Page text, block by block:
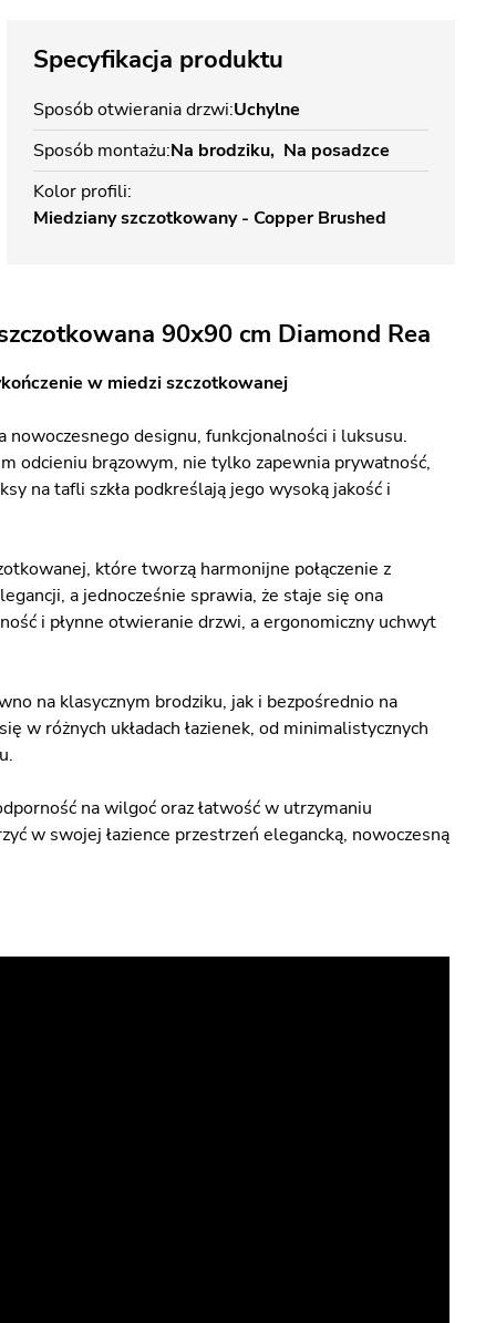
Specyfikacja produktu
Sposób otwierania drzwi Uchylne
Sposób montażu Na brodziku Na posadzce
Kolor profili
Miedziany szczotkowany - Copper Brushed
90x90 cm Diamond Rea
w miedzi szczotkowanej
nowoczesnego designu, funkcjonalności i luksusu.
odcieniu brązowym, nie tylko zapewnia prywatność,
na tafli szkła podkreślają jego wysoką jakość i
które tworzą harmonijne połączenie z
a jednocześnie sprawia, że staje się ona
i płynne otwieranie drzwi, a ergonomiczny uchwyt
na klasycznym brodziku, jak i bezpośrednio na
w różnych układach łazienek, od minimalistycznych
na wilgoć oraz łatwość w utrzymaniu
w swojej łazience przestrzeń elegancką, nowoczesną